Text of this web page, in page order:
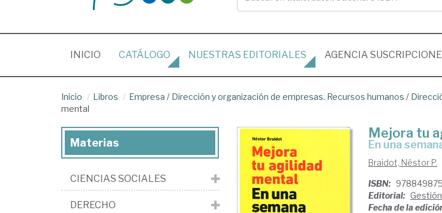
INICIO (CURRENT)
CATÁLOGO NUESTRAS EDITORIALES AGENCIA
Inicio Libros Empresa / Dirección y organización de empresas. Recursos humanos /
mental
Mejora tu
en una
Braidot, Néstor P.
ISBN:
Editorial:
Fecha de la
Materias
CIENCIAS SOCIALES
DERECHO